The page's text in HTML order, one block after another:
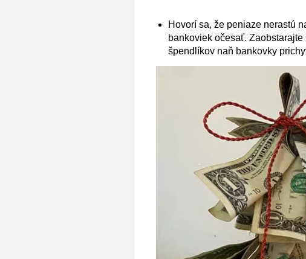
Hovorí sa, že peniaze nerastú
bankoviek očesať.
špendlíkov naň bankovky